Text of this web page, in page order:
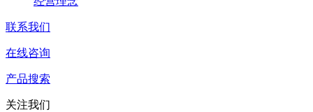
联系我们
在线咨询
产品搜索
关注我们